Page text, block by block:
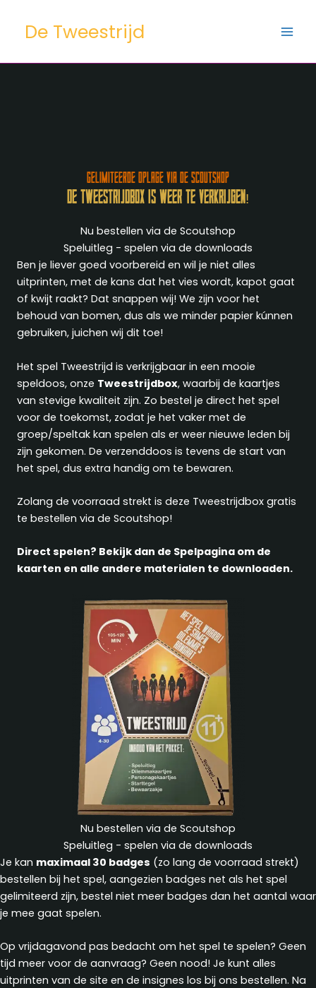
De Tweestrijd
Gelimiteerde oplage via de scoutshop
De Tweestrijdbox is weer te verkrijgen!
Nu bestellen via de Scoutshop
Speluitleg - spelen via de downloads
Ben je liever goed voorbereid en wil je niet alles
uitprinten, met de kans dat het vies wordt, kapot gaat
of kwijt raakt? Dat snappen wij! We zijn voor het
behoud van bomen, dus als we minder papier kúnnen
gebruiken, juichen wij dit toe!
Het spel Tweestrijd is verkrijgbaar in een mooie
speldoos, onze Tweestrijdbox, waarbij de kaartjes
van stevige kwaliteit zijn. Zo bestel je direct het spel
voor de toekomst, zodat je het vaker met de
groep/speltak kan spelen als er weer nieuwe leden bij
zijn gekomen. De verzenddoos is tevens de start van
het spel, dus extra handig om te bewaren.
Zolang de voorraad strekt is deze Tweestrijdbox gratis
te bestellen via de Scoutshop!
Direct spelen? Bekijk dan de Spelpagina om de
kaarten en alle andere materialen te downloaden.
Nu bestellen via de Scoutshop
Speluitleg - spelen via de downloads
Je kan maximaal 30 badges (zo lang de voorraad strekt)
bestellen bij het spel, aangezien badges net als het spel
gelimiteerd zijn, bestel niet meer badges dan het aantal waar
je mee gaat spelen.
Op vrijdagavond pas bedacht om het spel te spelen? Geen
tijd meer voor de aanvraag? Geen nood! Je kunt alles
uitprinten van de site en de insignes los bij ons bestellen. Na